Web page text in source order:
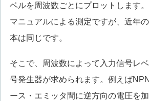
ベルを周波数ごとにプロットします
マニュアルによる測定ですが、近年
本は同じです。
そこで、周波数によって入力信号レ
号発生器が求められます。例えば
ース・エミッタ間に逆方向の電圧を